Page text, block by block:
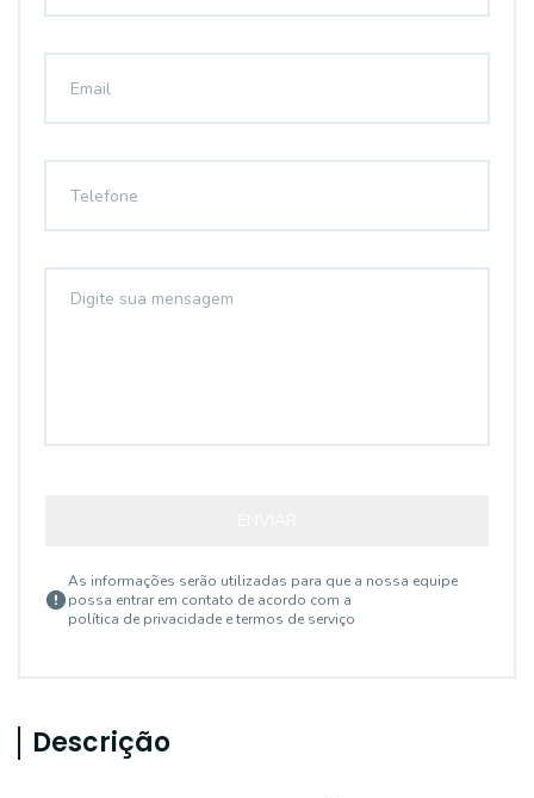
As informações serão utilizadas para que a nossa equipe
possa entrar em contato de acordo com a
política de privacidade e termos de serviço
Descrição